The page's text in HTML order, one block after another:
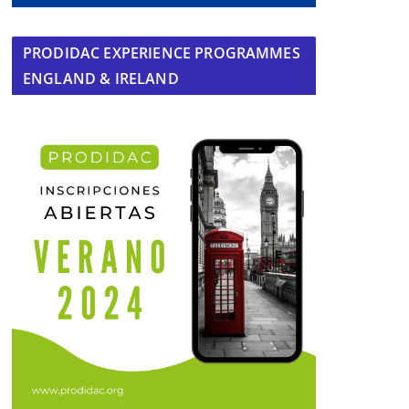
PRODIDAC EXPERIENCE PROGRAMMES
ENGLAND & IRELAND